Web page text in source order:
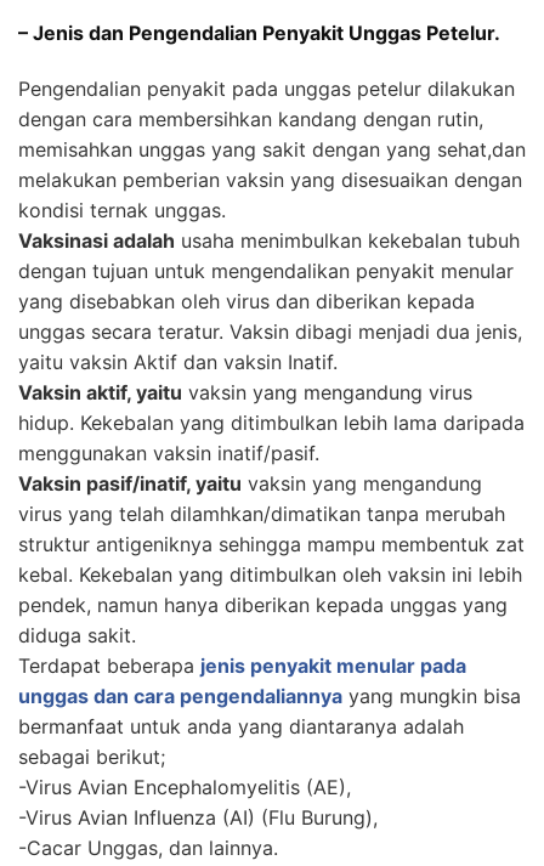
– Jenis dan Pengendalian Penyakit Unggas Petelur.
Pengendalian penyakit pada unggas petelur dilakukan
dengan cara membersihkan kandang dengan rutin,
memisahkan unggas yang sakit dengan yang sehat,dan
melakukan pemberian vaksin yang disesuaikan dengan
kondisi ternak unggas.
Vaksinasi adalah usaha menimbulkan kekebalan tubuh
dengan tujuan untuk mengendalikan penyakit menular
yang disebabkan oleh virus dan diberikan kepada
unggas secara teratur. Vaksin dibagi menjadi dua jenis,
yaitu vaksin Aktif dan vaksin Inatif.
Vaksin aktif, yaitu vaksin yang mengandung virus
hidup. Kekebalan yang ditimbulkan lebih lama daripada
menggunakan vaksin inatif/pasif.
Vaksin pasif/inatif, yaitu vaksin yang mengandung
virus yang telah dilamhkan/dimatikan tanpa merubah
struktur antigeniknya sehingga mampu membentuk zat
kebal. Kekebalan yang ditimbulkan oleh vaksin ini lebih
pendek, namun hanya diberikan kepada unggas yang
diduga sakit.
Terdapat beberapa jenis penyakit menular pada
unggas dan cara pengendaliannya yang mungkin bisa
bermanfaat untuk anda yang diantaranya adalah
sebagai berikut;
-Virus Avian Encephalomyelitis (AE),
-Virus Avian Influenza (AI) (Flu Burung),
-Cacar Unggas, dan lainnya.